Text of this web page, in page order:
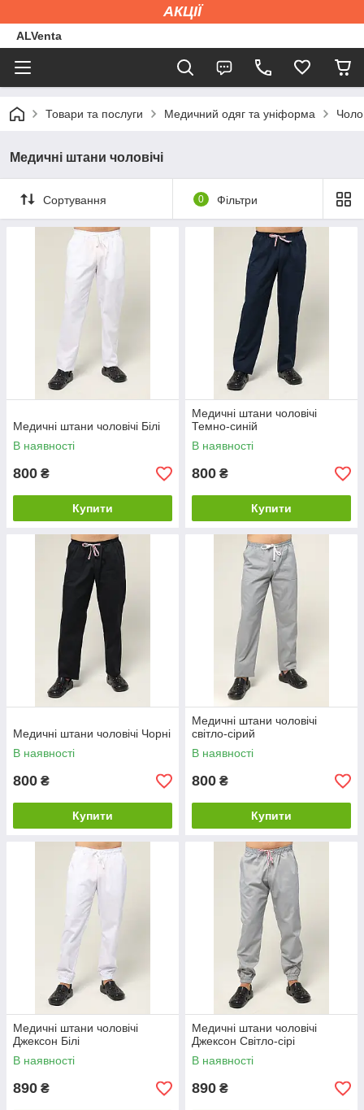
АКЦІЇ
ALVenta
Товари та послуги Медичний одяг та уніформа
Медичні штани чоловічі
Сортування 0 Фільтри
Медичні штани чоловічі Білі
В наявності
800 ₴
Купити
Медичні штани чоловічі
Темно-синій
В наявності
800 ₴
Купити
Медичні штани чоловічі Чорні
В наявності
800 ₴
Купити
Медичні штани чоловічі
світло-сірий
В наявності
800 ₴
Купити
Медичні штани чоловічі
Джексон Білі
В наявності
890 ₴
Медичні штани чоловічі
Джексон Світло-сірі
В наявності
890 ₴